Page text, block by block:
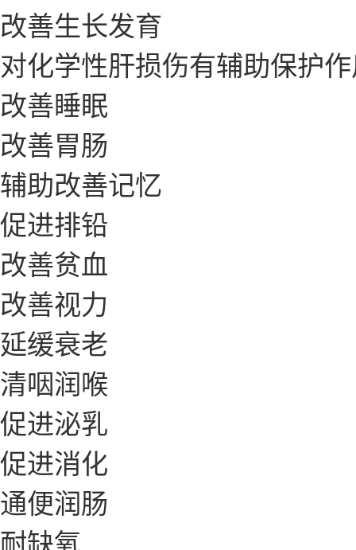
改善生长发育
对化学性肝损伤有辅助保护
改善睡眠
改善胃肠
辅助改善记忆
促进排铅
改善贫血
改善视力
延缓衰老
清咽润喉
促进泌乳
促进消化
通便润肠
耐缺氧